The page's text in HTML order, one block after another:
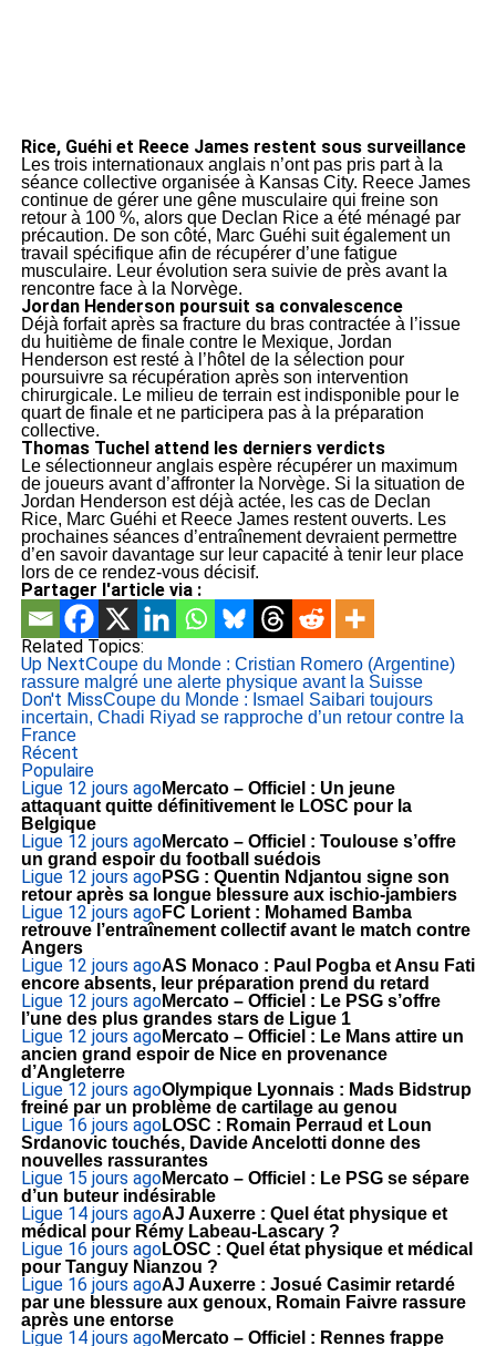
Rice, Guéhi et Reece James restent sous surveillance
Les trois internationaux anglais n’ont pas pris part à la
séance collective organisée à Kansas City. Reece James
continue de gérer une gêne musculaire qui freine son
retour à 100 %, alors que Declan Rice a été ménagé par
précaution. De son côté, Marc Guéhi suit également un
travail spécifique afin de récupérer d’une fatigue
musculaire. Leur évolution sera suivie de près avant la
rencontre face à la Norvège.
Jordan Henderson poursuit sa convalescence
Déjà forfait après sa fracture du bras contractée à l’issue
du huitième de finale contre le Mexique, Jordan
Henderson est resté à l’hôtel de la sélection pour
poursuivre sa récupération après son intervention
chirurgicale. Le milieu de terrain est indisponible pour le
quart de finale et ne participera pas à la préparation
collective.
Thomas Tuchel attend les derniers verdicts
Le sélectionneur anglais espère récupérer un maximum
de joueurs avant d’affronter la Norvège. Si la situation de
Jordan Henderson est déjà actée, les cas de Declan
Rice, Marc Guéhi et Reece James restent ouverts. Les
prochaines séances d’entraînement devraient permettre
d’en savoir davantage sur leur capacité à tenir leur place
lors de ce rendez-vous décisif.
Partager l'article via :
Related Topics:
Up NextCoupe du Monde : Cristian Romero (Argentine)
rassure malgré une alerte physique avant la Suisse
Don't MissCoupe du Monde : Ismael Saibari toujours
incertain, Chadi Riyad se rapproche d’un retour contre la
France
Récent
Populaire
Ligue 12 jours agoMercato – Officiel : Un jeune
attaquant quitte définitivement le LOSC pour la
Belgique
Ligue 12 jours agoMercato – Officiel : Toulouse s’offre
un grand espoir du football suédois
Ligue 12 jours agoPSG : Quentin Ndjantou signe son
retour après sa longue blessure aux ischio-jambiers
Ligue 12 jours agoFC Lorient : Mohamed Bamba
retrouve l’entraînement collectif avant le match contre
Angers
Ligue 12 jours agoAS Monaco : Paul Pogba et Ansu Fati
encore absents, leur préparation prend du retard
Ligue 12 jours agoMercato – Officiel : Le PSG s’offre
l’une des plus grandes stars de Ligue 1
Ligue 12 jours agoMercato – Officiel : Le Mans attire un
ancien grand espoir de Nice en provenance
d’Angleterre
Ligue 12 jours agoOlympique Lyonnais : Mads Bidstrup
freiné par un problème de cartilage au genou
Ligue 16 jours agoLOSC : Romain Perraud et Loun
Srdanovic touchés, Davide Ancelotti donne des
nouvelles rassurantes
Ligue 15 jours agoMercato – Officiel : Le PSG se sépare
d’un buteur indésirable
Ligue 14 jours agoAJ Auxerre : Quel état physique et
médical pour Rémy Labeau-Lascary ?
Ligue 16 jours agoLOSC : Quel état physique et médical
pour Tanguy Nianzou ?
Ligue 16 jours agoAJ Auxerre : Josué Casimir retardé
par une blessure aux genoux, Romain Faivre rassure
après une entorse
Ligue 14 jours agoMercato – Officiel : Rennes frappe